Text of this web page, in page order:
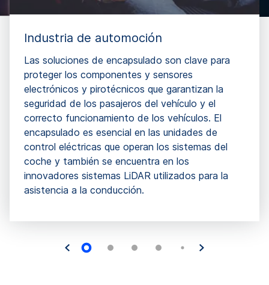
Industria de automoción
Las soluciones de encapsulado son clave para
proteger los componentes y sensores
electrónicos y pirotécnicos que garantizan la
seguridad de los pasajeros del vehículo y el
correcto funcionamiento de los vehículos. El
encapsulado es esencial en las unidades de
control eléctricas que operan los sistemas del
coche y también se encuentra en los
innovadores sistemas LiDAR utilizados para la
asistencia a la conducción.